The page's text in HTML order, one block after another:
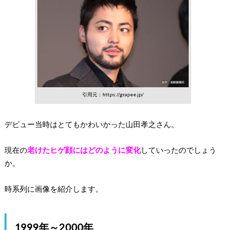
引用元：https://grapee.jp/
デビュー当時はとてもかわいかった山田孝之さん。
現在の老けたヒゲ顔にはどのように変化していったのでしょう
か。
時系列に画像を紹介します。
1999年～2000年